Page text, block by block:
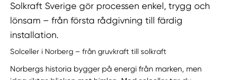
Solkraft Sverige gör processen enkel, trygg och
lönsam – från första rådgivning till färdig
installation.
Solceller i Norberg – från gruvkraft till solkraft
Norbergs historia bygger på energi från marken, men